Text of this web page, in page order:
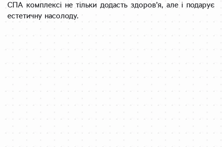
СПА комплексі не тільки додасть здоров’я, але і подарує
естетичну насолоду.